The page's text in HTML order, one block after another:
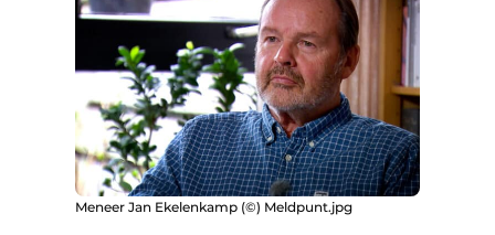
Meneer Jan Ekelenkamp (©) Meldpunt.jpg